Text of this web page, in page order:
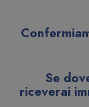
Se
riceverai